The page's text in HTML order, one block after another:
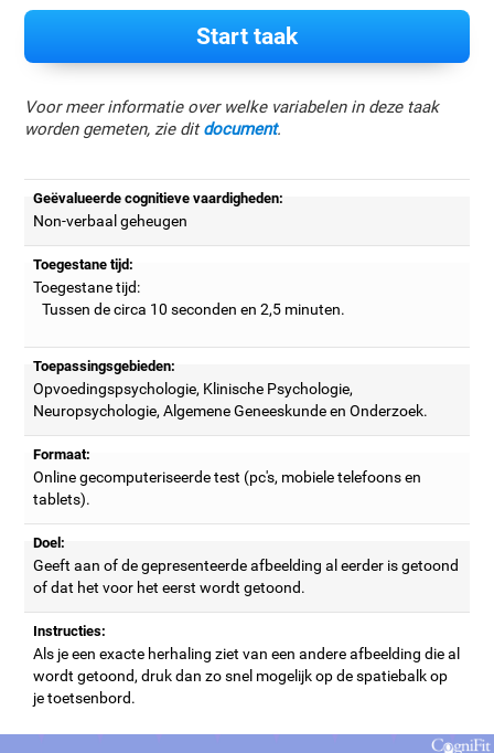
Start taak
Voor meer informatie over welke variabelen in deze taak
worden gemeten, zie ditdocument.
Geëvalueerde cognitieve vaardigheden:
Non-verbaal geheugen
Toegestane tijd:
Toegestane tijd:
Tussen de circa 10 seconden en 2,5 minuten.
Toepassingsgebieden:
Opvoedingspsychologie, Klinische Psychologie,
Neuropsychologie, Algemene Geneeskunde en Onderzoek.
Formaat:
Online gecomputeriseerde test (pc's, mobiele telefoons en
tablets).
Doel:
Geeft aan of de gepresenteerde afbeelding al eerder is getoond
of dat het voor het eerst wordt getoond.
Instructies:
Als je een exacte herhaling ziet van een andere afbeelding die al
wordt getoond, druk dan zo snel mogelijk op de spatiebalk op
je toetsenbord.